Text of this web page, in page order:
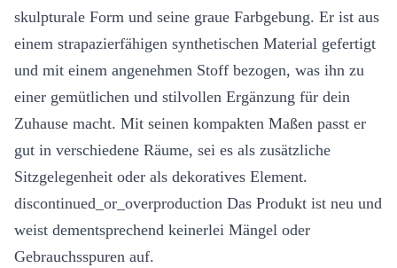
skulpturale Form und seine graue Farbgebung. Er ist aus
einem strapazierfähigen synthetischen Material gefertigt
und mit einem angenehmen Stoff bezogen, was ihn zu
einer gemütlichen und stilvollen Ergänzung für dein
Zuhause macht. Mit seinen kompakten Maßen passt er
gut in verschiedene Räume, sei es als zusätzliche
Sitzgelegenheit oder als dekoratives Element.
discontinued_or_overproduction Das Produkt ist neu und
weist dementsprechend keinerlei Mängel oder
Gebrauchsspuren auf.